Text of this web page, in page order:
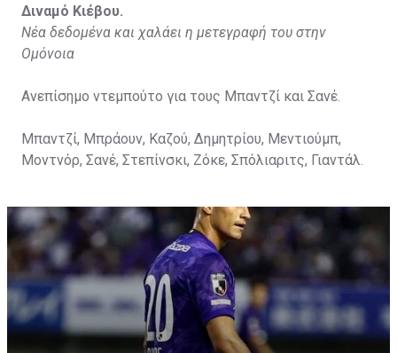
Διναμό Κιέβου.
Νέα δεδομένα και χαλάει η μετεγραφή του στην
Ομόνοια
Ανεπίσημο ντεμπούτο για τους Μπαντζί και Σανέ.
Μπαντζί, Μπράουν, Καζού, Δημητρίου, Μεντιούμπ,
Μοντνόρ, Σανέ, Στεπίνσκι, Ζόκε, Σπόλιαριτς, Γιαντάλ.